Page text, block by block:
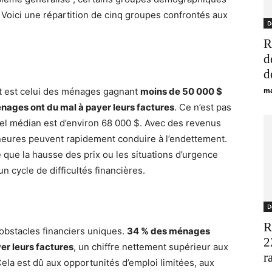
une répartition de cinq groupes confrontés aux
celui des ménages gagnant moins de 50 000 $
ont du mal à payer leurs factures. Ce n’est pas
médian est d’environ 68 000 $. Avec des revenus
peuvent rapidement conduire à l’endettement.
la hausse des prix ou les situations d’urgence
cycle de difficultés financières.
financiers uniques. 34 % des ménages
leurs factures, un chiffre nettement supérieur aux
est dû aux opportunités d’emploi limitées, aux